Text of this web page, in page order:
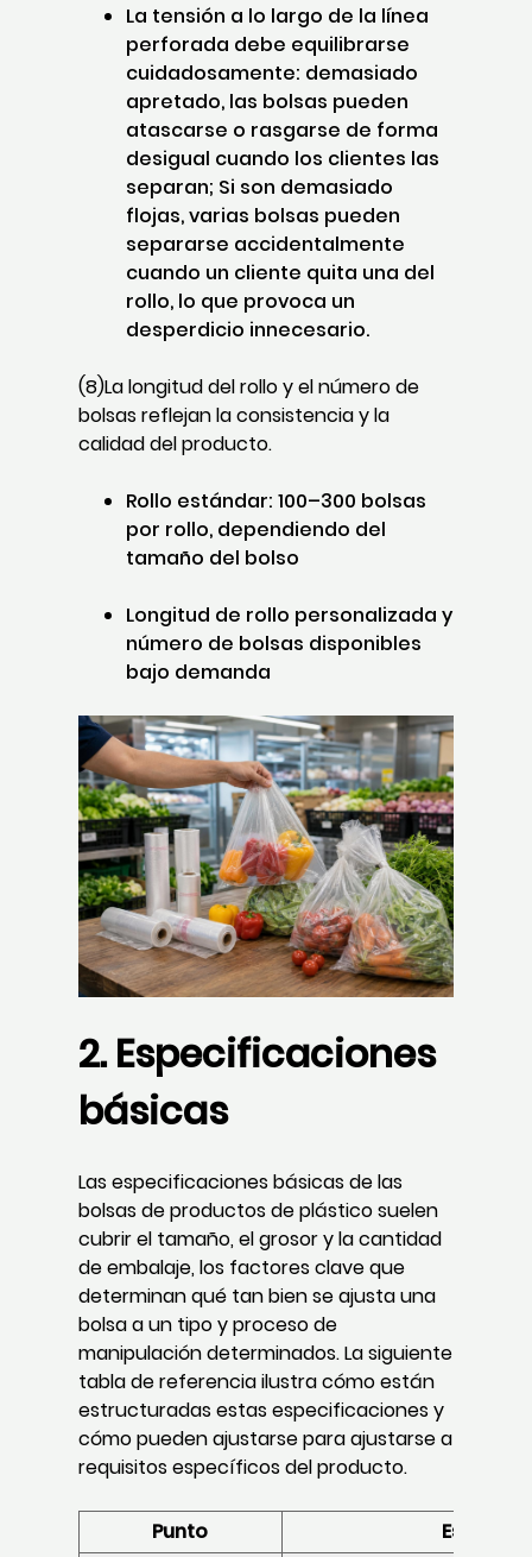
La tensión a lo largo de la línea
perforada debe equilibrarse
cuidadosamente: demasiado
apretado, las bolsas pueden
atascarse o rasgarse de forma
desigual cuando los clientes las
separan; Si son demasiado
flojas, varias bolsas pueden
separarse accidentalmente
cuando un cliente quita una del
rollo, lo que provoca un
desperdicio innecesario.
(8)La longitud del rollo y el número de
bolsas reflejan la consistencia y la
calidad del producto.
Rollo estándar: 100–300 bolsas
por rollo, dependiendo del
tamaño del bolso
Longitud de rollo personalizada y
número de bolsas disponibles
bajo demanda
2. Especificaciones
básicas
Las especificaciones básicas de las
bolsas de productos de plástico suelen
cubrir el tamaño, el grosor y la cantidad
de embalaje, los factores clave que
determinan qué tan bien se ajusta una
bolsa a un tipo y proceso de
manipulación determinados. La siguiente
tabla de referencia ilustra cómo están
estructuradas estas especificaciones y
cómo pueden ajustarse para ajustarse a
requisitos específicos del producto.
Punto